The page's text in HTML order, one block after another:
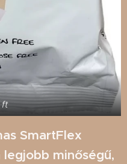
ft
SmartFlex
minőségű,